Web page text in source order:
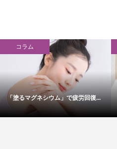
コラム
「塗るマグネシウム」で疲労回復...